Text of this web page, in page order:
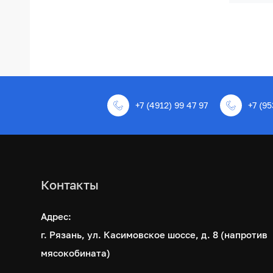
+7 (4912) 99 47 97 +7
Контакты
Адрес:
г. Рязань, ул. Касимовское шоссе, д. 8 (напротив
мясокобината)